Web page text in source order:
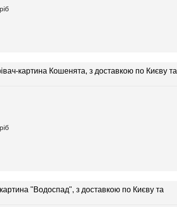
картина Кошенята, з доставкою по Києву та
картина "Водоспад", з доставкою по Києву та